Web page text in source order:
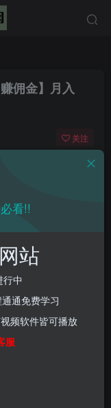
佣金】月入
关注
看!!
站
中
通通免费学习
频软件皆可播放
服